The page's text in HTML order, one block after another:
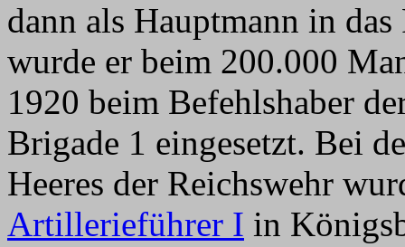
dann als Hauptmann in
wurde er beim 200.000
1920 beim Befehlshaber
Brigade 1 eingesetzt. Bei
Heeres der Reichswehr
Artillerieführer I in